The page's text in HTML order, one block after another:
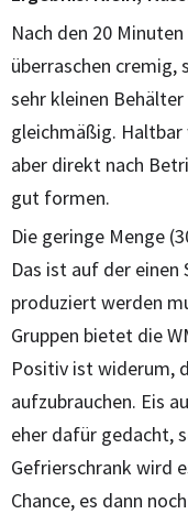
Nach den 20
überraschen cremig,
sehr kleinen
gleichmäßig.
aber direkt nach
gut formen.
Die geringe Menge
Das ist auf der
produziert werden
Gruppen bietet die
Positiv ist widerum,
aufzubrauchen. Eis
eher dafür gedacht,
Gefrierschrank wird
Chance, es dann